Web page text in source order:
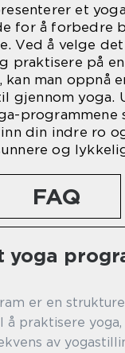
et
for å forbedre
Ved å velge
praktisere på
kan man oppnå
gjennom yoga.
programmene
din indre ro
og
FAQ
yoga
er en
praktisere yoga,
av